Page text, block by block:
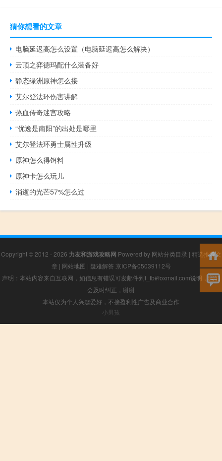
猜你想看的文章
电脑延迟高怎么设置（电脑延迟高怎么解决）
云顶之弈德玛配什么装备好
静态绿洲原神怎么接
艾尔登法环伤害讲解
热血传奇迷宫攻略
“优逸是南阳”的出处是哪里
艾尔登法环勇士属性升级
原神怎么得饵料
原神卡怎么玩儿
消逝的光芒57%怎么过
Copyright © 2012 - 2026 力友和游戏攻略网 Powered by 网站分类目录 | 精选推荐文
章 | 网站地图 | 疑难解答 京ICP备05039112号
声明：本站内容来自互联网，如信息有错误可发邮件到f_fb#foxmail.com说明，我们
会及时纠正，谢谢
本站仅为个人兴趣爱好，不接盈利性广告及商业合作
小男孩